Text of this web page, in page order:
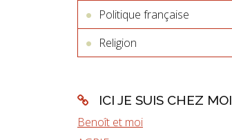
Politique française
Religion
ICI JE SUIS CHEZ MOI
Benoît et moi